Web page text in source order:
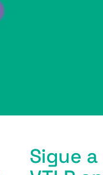
Sigue a